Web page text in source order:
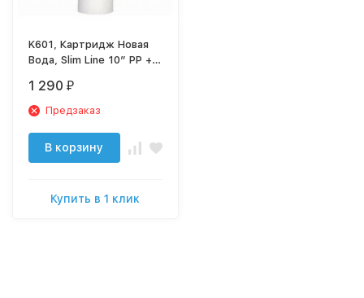
K601, Картридж Новая
Вода, Slim Line 10” PP +
1 290 ₽
Предзаказ
В корзину
Купить в 1 клик